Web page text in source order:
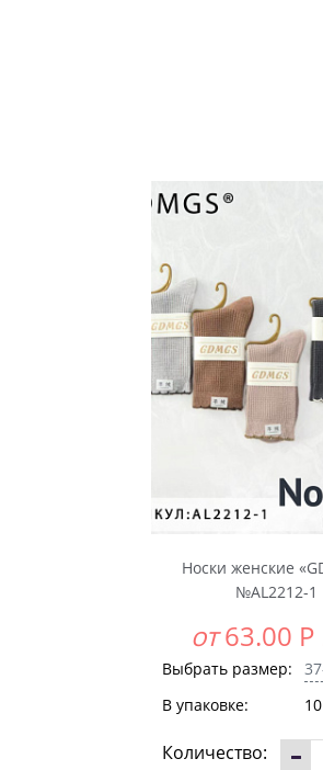
Носки женские
№AL2212-1
от 63.00 Р
Выбрать размер:
В упаковке:
Количество: